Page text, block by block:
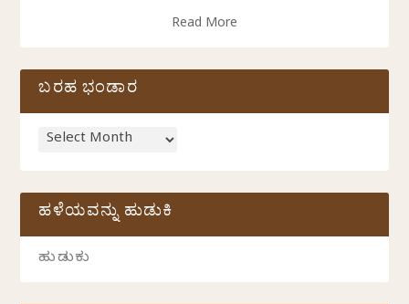
Read More
ಬರಹ ಭಂಡಾರ
ಹಳೆಯವನ್ನು ಹುಡುಕಿ